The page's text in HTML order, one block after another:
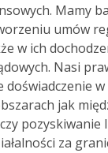
Mamy
umów
w ich
Nasi
jak
pozyskiwanie
za